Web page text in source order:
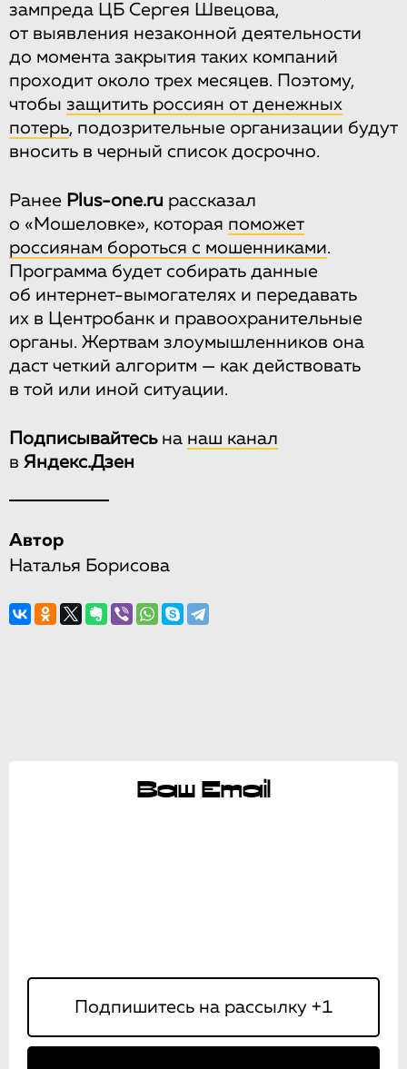
зампреда ЦБ Сергея Швецова,
от выявления незаконной деятельности
до момента закрытия таких компаний
проходит около трех месяцев. Поэтому,
чтобы защитить россиян от денежных
потерь, подозрительные организации будут
вносить в черный список досрочно.
Ранее Plus-one.ru рассказал
о «Мошеловке», которая поможет
россиянам бороться с мошенниками.
Программа будет собирать данные
об интернет-вымогателях и передавать
их в Центробанк и правоохранительные
органы. Жертвам злоумышленников она
даст четкий алгоритм — как действовать
в той или иной ситуации.
Подписывайтесьна наш канал
в Яндекс.Дзен
Автор
Наталья Борисова
Ваш Email